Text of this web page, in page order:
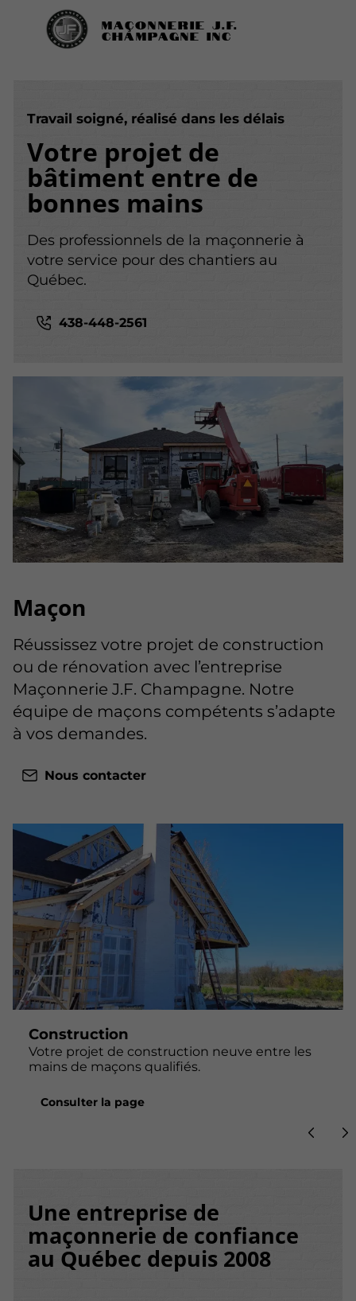
Maçonnerie J.F.
Champagne Inc
Travail soigné, réalisé dans les délais
Votre projet de
bâtimententre de
bonnes mains
Des professionnels de la maçonnerie à
votre service pour des chantiers au
Québec.
438-448-2561
Maçon
Réussissez votre projet de construction
ou de rénovation avec l’entreprise
Maçonnerie J.F. Champagne. Notre
équipe de maçons compétents s’adapte
à vos demandes.
Nous contacter
Construction
Votre projet de construction neuve entre les
mains de maçons qualifiés.
Consulter la page
Une entreprise de
maçonnerie de confiance
au Québec depuis 2008